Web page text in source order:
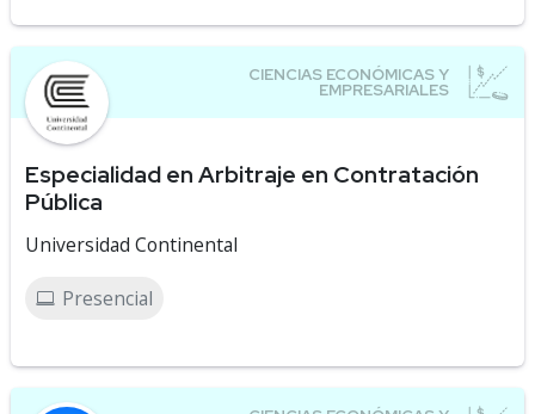
Especialidad en Arbitraje en Contratación
Pública
Universidad Continental
Presencial